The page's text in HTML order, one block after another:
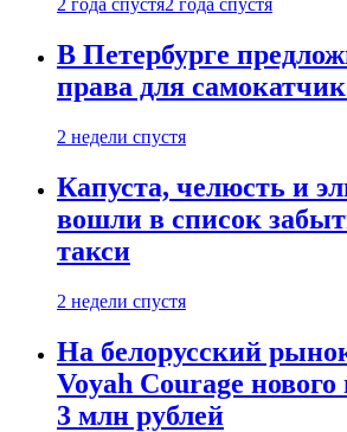
2 года спустя2 года спустя
В Петербурге
права для
2 недели спустя
Капуста, челюсть и
вошли в список
такси
2 недели спустя
На белорусский
Voyah Courage нового
3 млн рублей